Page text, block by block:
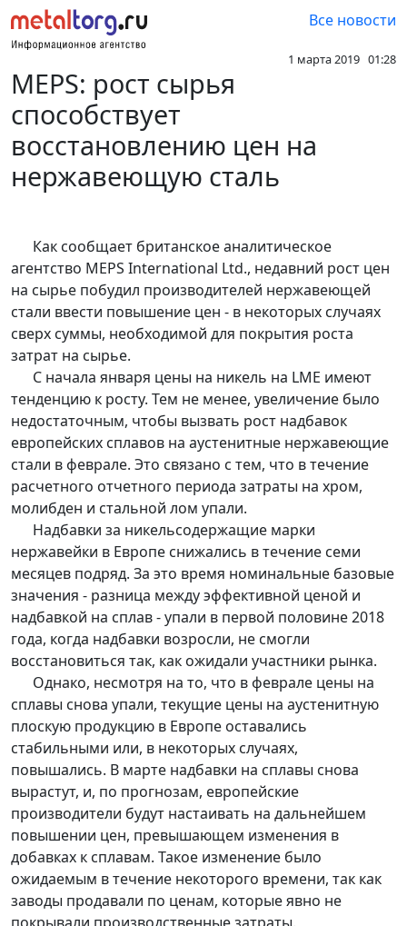
Все новости
1 марта 2019 01:28
MEPS: рост сырья
способствует
восстановлению цен на
нержавеющую сталь
Как сообщает британское аналитическое
агентство MEPS International Ltd., недавний рост цен
на сырье побудил производителей нержавеющей
стали ввести повышение цен - в некоторых случаях
сверх суммы, необходимой для покрытия роста
затрат на сырье.
С начала января цены на никель на LME имеют
тенденцию к росту. Тем не менее, увеличение было
недостаточным, чтобы вызвать рост надбавок
европейских сплавов на аустенитные нержавеющие
стали в феврале. Это связано с тем, что в течение
расчетного отчетного периода затраты на хром,
молибден и стальной лом упали.
Надбавки за никельсодержащие марки
нержавейки в Европе снижались в течение семи
месяцев подряд. За это время номинальные базовые
значения - разница между эффективной ценой и
надбавкой на сплав - упали в первой половине 2018
года, когда надбавки возросли, не смогли
восстановиться так, как ожидали участники рынка.
Однако, несмотря на то, что в феврале цены на
сплавы снова упали, текущие цены на аустенитную
плоскую продукцию в Европе оставались
стабильными или, в некоторых случаях,
повышались. В марте надбавки на сплавы снова
вырастут, и, по прогнозам, европейские
производители будут настаивать на дальнейшем
повышении цен, превышающем изменения в
добавках к сплавам. Такое изменение было
ожидаемым в течение некоторого времени, так как
заводы продавали по ценам, которые явно не